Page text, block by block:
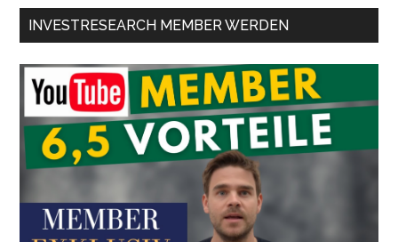
INVESTRESEARCH MEMBER WERDEN